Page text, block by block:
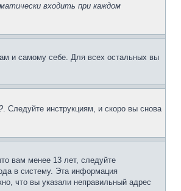
входить при каждом
и самому себе. Для всех остальных вы
. Следуйте инструкциям, и скоро вы снова
вам менее 13 лет, следуйте
в систему. Эта информация
что вы указали неправильный адрес